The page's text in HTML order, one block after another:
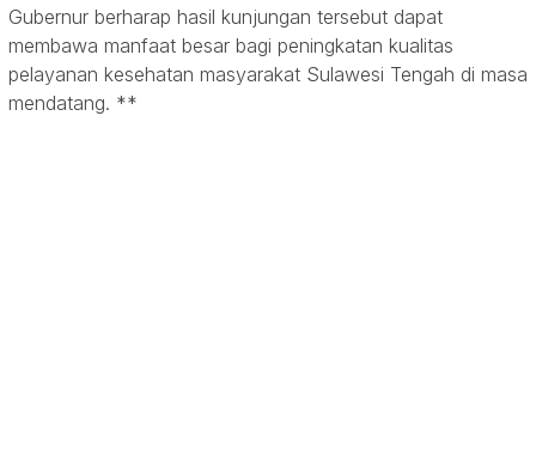
Gubernur berharap hasil kunjungan tersebut dapat
membawa manfaat besar bagi peningkatan kualitas
pelayanan kesehatan masyarakat Sulawesi Tengah di masa
mendatang. **